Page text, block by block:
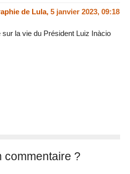
de Lula, 5 janvier 2023, 09:18
sur la vie du Président Luiz Inàcio
commentaire ?